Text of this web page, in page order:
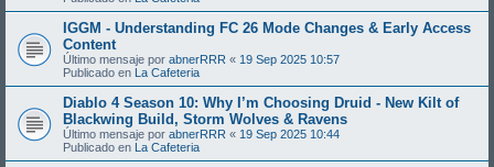
IGGM - Understanding FC 26 Mode Changes & Early Access
Content
Último mensaje por abnerRRR « 19 Sep 2025 10:57
Publicado en La Cafeteria
Diablo 4 Season 10: Why I’m Choosing Druid - New Kilt of
Blackwing Build, Storm Wolves & Ravens
Último mensaje por abnerRRR « 19 Sep 2025 10:44
Publicado en La Cafeteria